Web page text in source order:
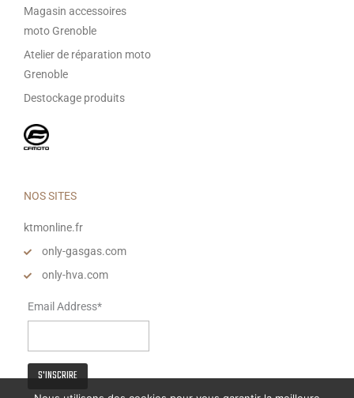
Magasin accessoires
moto Grenoble
Atelier de réparation moto
Grenoble
Destockage produits
NOS SITES
ktmonline.fr
only-gasgas.com
only-hva.com
Email Address*